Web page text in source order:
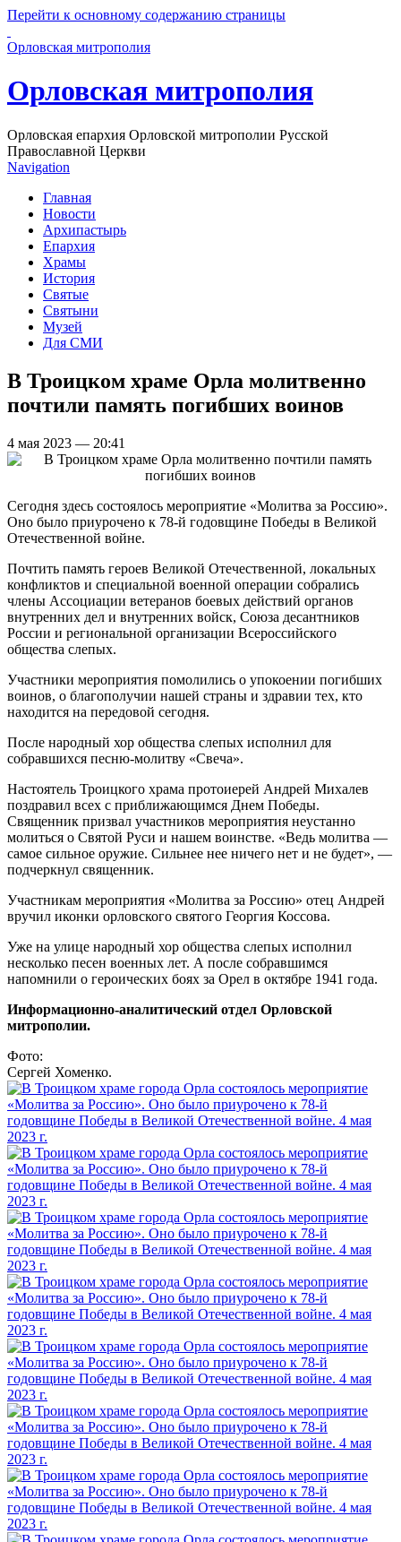
Перейти к основному содержанию страницы
Орловская митрополия
Орловская митрополия
Орловская епархия Орловской митрополии Русской
Православной Церкви
Navigation
Главная
Новости
Архипастырь
Епархия
Храмы
История
Святые
Святыни
Музей
Для СМИ
В Троицком храме Орла молитвенно
почтили память погибших воинов
4 мая 2023 — 20:41
Сегодня здесь состоялось мероприятие «Молитва за Россию».
Оно было приурочено к 78-й годовщине Победы в Великой
Отечественной войне.
Почтить память героев Великой Отечественной, локальных
конфликтов и специальной военной операции собрались
члены Ассоциации ветеранов боевых действий органов
внутренних дел и внутренних войск, Союза десантников
России и региональной организации Всероссийского
общества слепых.
Участники мероприятия помолились о упокоении погибших
воинов, о благополучии нашей страны и здравии тех, кто
находится на передовой сегодня.
После народный хор общества слепых исполнил для
собравшихся песню-молитву «Свеча».
Настоятель Троицкого храма протоиерей Андрей Михалев
поздравил всех с приближающимся Днем Победы.
Священник призвал участников мероприятия неустанно
молиться о Святой Руси и нашем воинстве. «Ведь молитва —
самое сильное оружие. Сильнее нее ничего нет и не будет», —
подчеркнул священник.
Участникам мероприятия «Молитва за Россию» отец Андрей
вручил иконки орловского святого Георгия Коссова.
Уже на улице народный хор общества слепых исполнил
несколько песен военных лет. А после собравшимся
напомнили о героических боях за Орел в октябре 1941 года.
Информационно-аналитический отдел Орловской
митрополии.
Фото:
Сергей Хоменко.